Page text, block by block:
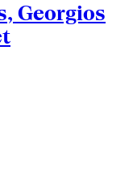
Georgios